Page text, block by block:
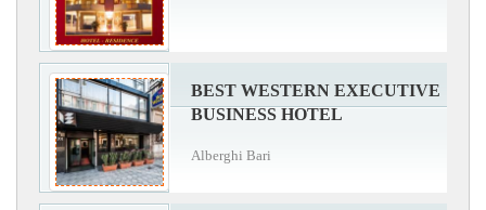
BEST WESTERN EXECUTIVE
BUSINESS HOTEL
Alberghi Bari